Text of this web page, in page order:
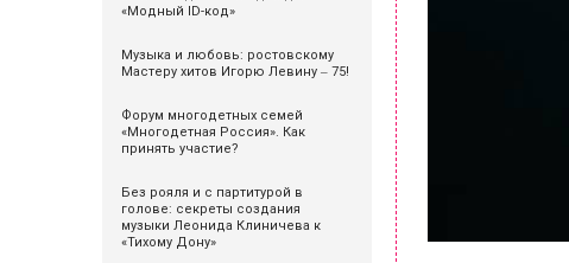
«Модный ID-код»
Музыка и любовь: ростовскому
Мастеру хитов Игорю Левину ‒ 75!
Форум многодетных семей
«Многодетная Россия». Как
принять участие?
Без рояля и с партитурой в
голове: секреты создания
музыки Леонида Клиничева к
«Тихому Дону»